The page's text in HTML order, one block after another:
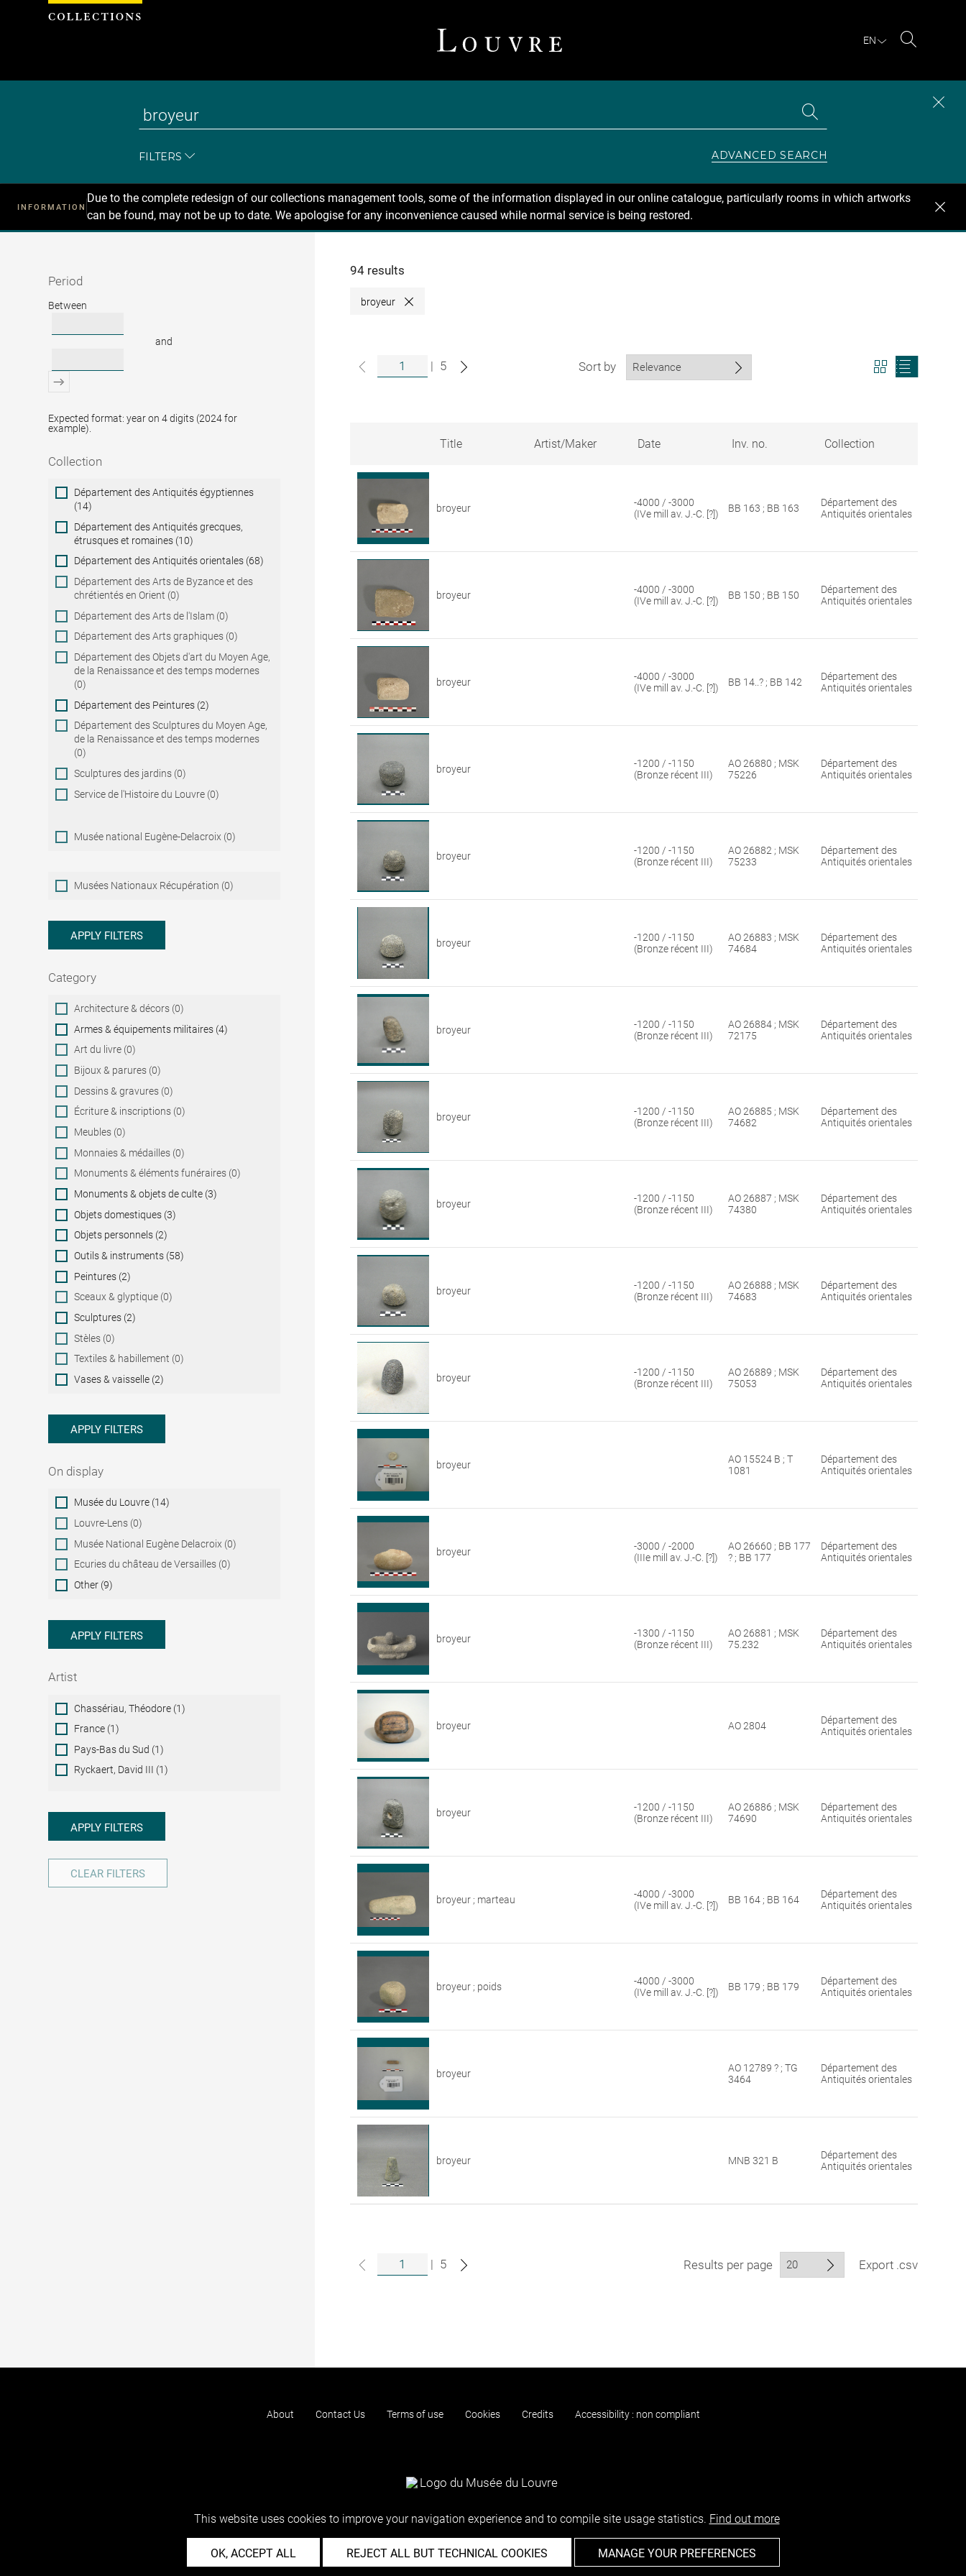
EN
FILTERS ADVANCED SEARCH
INFORMATION
Due to the complete redesign of our collections management tools, some of the information displayed in our online catalogue, particularly rooms in which artworks
can be found, may not be up to date. We apologise for any inconvenience caused while normal service is being restored.
Recherche
Period
Period
Between
and
Expected format: year on 4 digits (2024 for
example).
Collection
Collection
Département des Antiquités égyptiennes
(14)
Département des Antiquités grecques,
étrusques et romaines (10)
Département des Antiquités orientales (68)
Département des Arts de Byzance et des
chrétientés en Orient (0)
Département des Arts de l'Islam (0)
Département des Arts graphiques (0)
Département des Objets d'art du Moyen Age,
de la Renaissance et des temps modernes
(0)
Département des Peintures (2)
Département des Sculptures du Moyen Age,
de la Renaissance et des temps modernes
(0)
Sculptures des jardins (0)
Service de l'Histoire du Louvre (0)
Musée national Eugène-Delacroix (0)
Musées
Nationaux
Musées Nationaux Récupération (0)
APPLY FILTERS
Category
Category
Architecture & décors (0)
Armes & équipements militaires (4)
Art du livre (0)
Bijoux & parures (0)
Dessins & gravures (0)
Écriture & inscriptions (0)
Meubles (0)
Monnaies & médailles (0)
Monuments & éléments funéraires (0)
Monuments & objets de culte (3)
Objets domestiques (3)
Objets personnels (2)
Outils & instruments (58)
Peintures (2)
Sceaux & glyptique (0)
Sculptures (2)
Stèles (0)
Textiles & habillement (0)
Vases & vaisselle (2)
APPLY FILTERS
On display
On
display
Musée du Louvre (14)
Louvre-Lens (0)
Musée National Eugène Delacroix (0)
Ecuries du château de Versailles (0)
Other (9)
APPLY FILTERS
Artist
ArtistChassériau, Théodore (1)
France (1)
Pays-Bas du Sud (1)
Ryckaert, David III (1)
APPLY FILTERS
CLEAR FILTERS
94 results
broyeur Close
| 5 Sort by
View
search
Search
results
artworks
Louvre
collections
Title Artist/Maker Date Inv. no. Collection
broyeur
-4000 / -3000
(IVe mill av. J.-C. [?])
BB 163 ; BB 163
Département des
Antiquités orientales
broyeur
-4000 / -3000
(IVe mill av. J.-C. [?])
BB 150 ; BB 150
Département des
Antiquités orientales
broyeur
-4000 / -3000
(IVe mill av. J.-C. [?])
BB 14..? ; BB 142
Département des
Antiquités orientales
broyeur
-1200 / -1150
(Bronze récent III)
AO 26880 ; MSK
75226
Département des
Antiquités orientales
broyeur
-1200 / -1150
(Bronze récent III)
AO 26882 ; MSK
75233
Département des
Antiquités orientales
broyeur
-1200 / -1150
(Bronze récent III)
AO 26883 ; MSK
74684
Département des
Antiquités orientales
broyeur
-1200 / -1150
(Bronze récent III)
AO 26884 ; MSK
72175
Département des
Antiquités orientales
broyeur
-1200 / -1150
(Bronze récent III)
AO 26885 ; MSK
74682
Département des
Antiquités orientales
broyeur
-1200 / -1150
(Bronze récent III)
AO 26887 ; MSK
74380
Département des
Antiquités orientales
broyeur
-1200 / -1150
(Bronze récent III)
AO 26888 ; MSK
74683
Département des
Antiquités orientales
broyeur
-1200 / -1150
(Bronze récent III)
AO 26889 ; MSK
75053
Département des
Antiquités orientales
broyeur
AO 15524 B ; T
1081
Département des
Antiquités orientales
broyeur
-3000 / -2000
(IIIe mill av. J.-C. [?])
AO 26660 ; BB 177
? ; BB 177
Département des
Antiquités orientales
broyeur
-1300 / -1150
(Bronze récent III)
AO 26881 ; MSK
75.232
Département des
Antiquités orientales
broyeur AO 2804
Département des
Antiquités orientales
broyeur
-1200 / -1150
(Bronze récent III)
AO 26886 ; MSK
74690
Département des
Antiquités orientales
broyeur ; marteau
-4000 / -3000
(IVe mill av. J.-C. [?])
BB 164 ; BB 164
Département des
Antiquités orientales
broyeur ; poids
-4000 / -3000
(IVe mill av. J.-C. [?])
BB 179 ; BB 179
Département des
Antiquités orientales
broyeur
AO 12789 ? ; TG
3464
Département des
Antiquités orientales
broyeur MNB 321 B
Département des
Antiquités orientales
| 5 Results per page Export .csv
About Contact Us Terms of use Cookies Credits Accessibility : non compliant
Cookies management panel
This website uses cookies to improve your navigation experience and to compile site usage statistics. Find out more
OK, ACCEPT ALL REJECT ALL BUT TECHNICAL COOKIES MANAGE YOUR PREFERENCES